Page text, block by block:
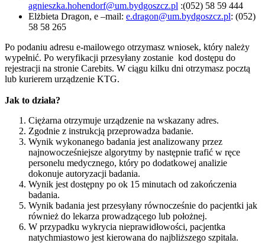
agnieszka.hohendorf@um.bydgoszcz.pl :(052) 58 59 444
Elżbieta Dragon, e –mail: e.dragon@um.bydgoszcz.pl: (052)
58 58 265
Po podaniu adresu e-mailowego otrzymasz wniosek, który należy
wypełnić. Po weryfikacji przesyłany zostanie kod dostępu do
rejestracji na stronie Carebits. W ciągu kilku dni otrzymasz pocztą
lub kurierem urządzenie KTG.
Jak to działa?
Ciężarna otrzymuje urządzenie na wskazany adres.
Zgodnie z instrukcją przeprowadza badanie.
Wynik wykonanego badania jest analizowany przez
najnowocześniejsze algorytmy by następnie trafić w ręce
personelu medycznego, który po dodatkowej analizie
dokonuje autoryzacji badania.
Wynik jest dostępny po ok 15 minutach od zakończenia
badania.
Wynik badania jest przesyłany równocześnie do pacjentki jak
również do lekarza prowadzącego lub położnej.
W przypadku wykrycia nieprawidłowości, pacjentka
natychmiastowo jest kierowana do najbliższego szpitala.